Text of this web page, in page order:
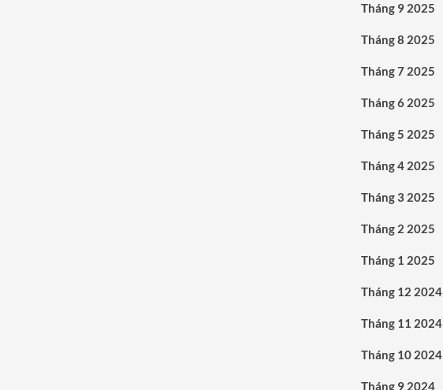
Tháng 9 2025
Tháng 8 2025
Tháng 7 2025
Tháng 6 2025
Tháng 5 2025
Tháng 4 2025
Tháng 3 2025
Tháng 2 2025
Tháng 1 2025
Tháng 12 2024
Tháng 11 2024
Tháng 10 2024
Tháng 9 2024